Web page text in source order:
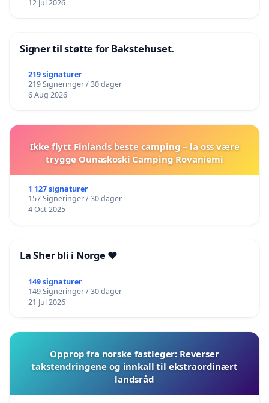
12 Jul 2026
Signer til støtte for Bakstehuset.
219 signaturer
219 Signeringer / 30 dager
6 Aug 2026
Ikke flytt Finlands beste camping – la oss være
trygge Ounaskoski Camping Rovaniemi
1 127 signaturer
157 Signeringer / 30 dager
4 Oct 2025
La Sher bli i Norge ❤️
149 signaturer
149 Signeringer / 30 dager
21 Jul 2026
Opprop fra norske fastleger: Reverser
takstendringene og innkall til ekstraordinært
landsråd